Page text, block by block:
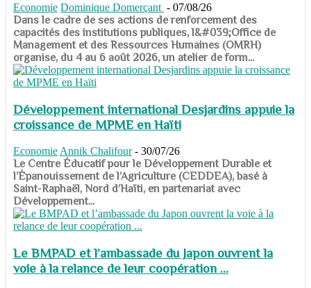
Economie Dominique Domerçant - 07/08/26
Dans le cadre de ses actions de renforcement des
capacités des institutions publiques, l&#039;Office de
Management et des Ressources Humaines (OMRH)
organise, du 4 au 6 août 2026, un atelier de form...
Développement international Desjardins appuie la
croissance de MPME en Haïti
Economie Annik Chalifour - 30/07/26
​​​​​​​Le Centre Éducatif pour le Développement Durable et
l’Épanouissement de l’Agriculture (CEDDEA), basé à
Saint-Raphaël, Nord d’Haïti, en partenariat avec
Développement...
Le BMPAD et l’ambassade du Japon ouvrent la
voie à la relance de leur coopération ...